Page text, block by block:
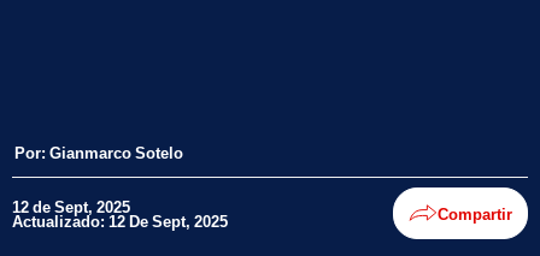
Por: Gianmarco Sotelo
12 de Sept, 2025
Actualizado: 12 De Sept, 2025 Compartir